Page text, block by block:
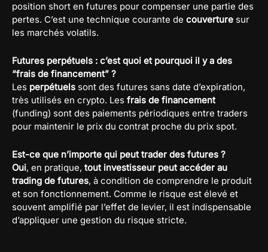
position short en futures pour compenser une partie des
pertes. C’est une technique courante de couverture sur
les marchés volatils.
Futures perpétuels : c’est quoi et pourquoi il y a des
“frais de financement” ?
Les perpétuels sont des futures sans date d’expiration,
très utilisés en crypto. Les frais de financement
(funding) sont des paiements périodiques entre traders
pour maintenir le prix du contrat proche du prix spot.
Est-ce que n’importe qui peut trader des futures ?
Oui, en pratique, tout investisseur peut accéder au
trading de futures, à condition de comprendre le produit
et son fonctionnement. Comme le risque est élevé et
souvent amplifié par l’effet de levier, il est indispensable
d’appliquer une gestion du risque stricte.